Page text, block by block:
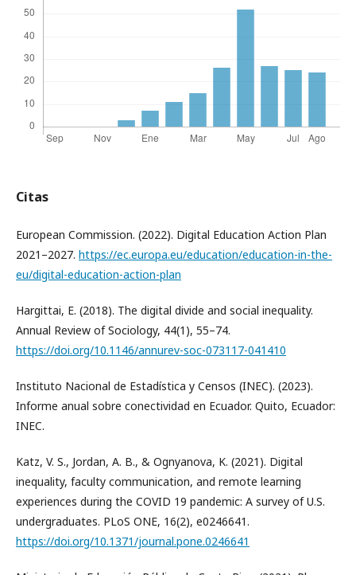
Citas
European Commission. (2022). Digital Education Action Plan
2021–2027. https://ec.europa.eu/education/education-in-the-
eu/digital-education-action-plan
Hargittai, E. (2018). The digital divide and social inequality.
Annual Review of Sociology, 44(1), 55–74.
https://doi.org/10.1146/annurev-soc-073117-041410
Instituto Nacional de Estadística y Censos (INEC). (2023).
Informe anual sobre conectividad en Ecuador. Quito, Ecuador:
INEC.
Katz, V. S., Jordan, A. B., & Ognyanova, K. (2021). Digital
inequality, faculty communication, and remote learning
experiences during the COVID 19 pandemic: A survey of U.S.
undergraduates. PLoS ONE, 16(2), e0246641.
https://doi.org/10.1371/journal.pone.0246641